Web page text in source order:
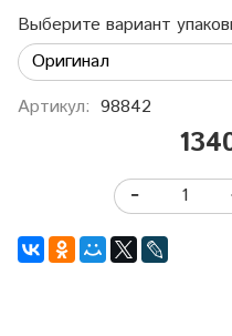
Выберите вариант
Артикул: 98842